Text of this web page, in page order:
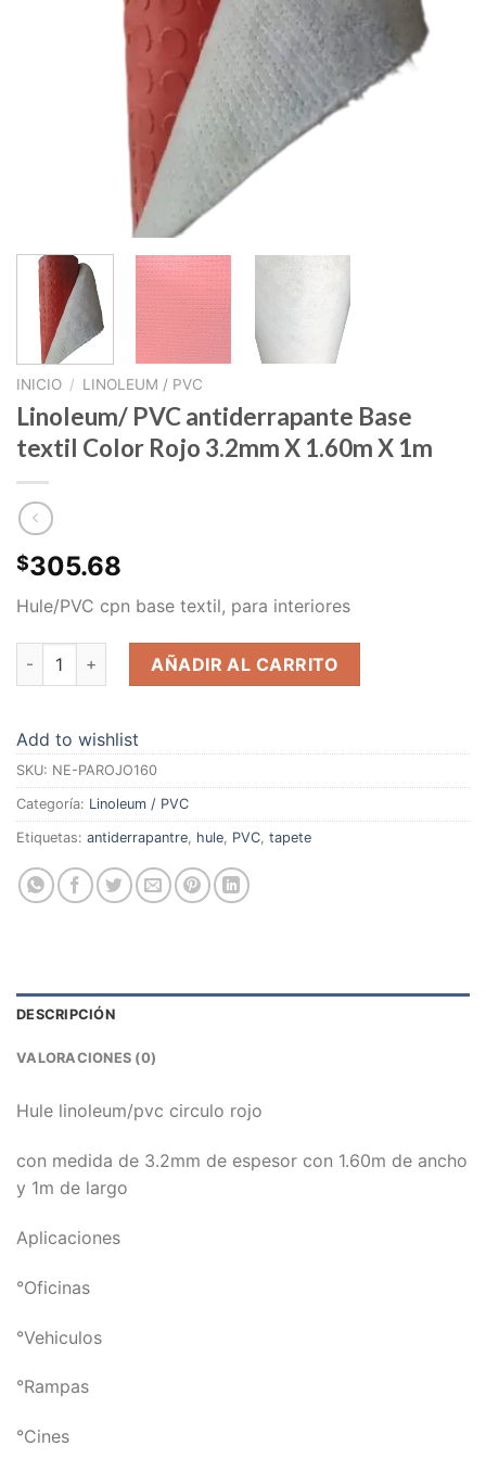
INICIO / LINOLEUM / PVC
Linoleum/ PVC antiderrapante Base
textil Color Rojo 3.2mm X 1.60m X 1m
$305.68
Hule/PVC cpn base textil, para interiores
Linoleum/ PVC antiderrapante Base textil Color Rojo 3.2mm
AÑADIR AL CARRITO
Add to wishlist
SKU: NE-PAROJO160
Categoría: Linoleum / PVC
Etiquetas: antiderrapantre hule PVC tapete
DESCRIPCIÓN
VALORACIONES (0)
Hule linoleum/pvc circulo rojo
con medida de 3.2mm de espesor con 1.60m de ancho
y 1m de largo
Aplicaciones
°Oficinas
°Vehiculos
°Rampas
°Cines